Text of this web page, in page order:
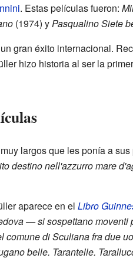
. Estas películas fueron:
(1974) yPasqualino Siete
gran éxito internacional.
hizo historia al ser la
largos que les ponía a
destino nell'azzurro mare
aparece en el Libro
— si sospettano moventi
comune di Sculiana fra due
belle. Tarantelle.